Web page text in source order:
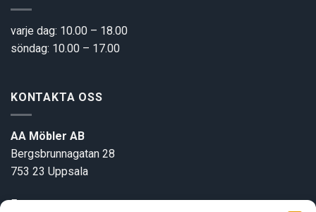
varje dag: 10.00 – 18.00
söndag: 10.00 – 17.00
KONTAKTA OSS
AA Möbler AB
Bergsbrunnagatan 28
753 23 Uppsala
E-post: